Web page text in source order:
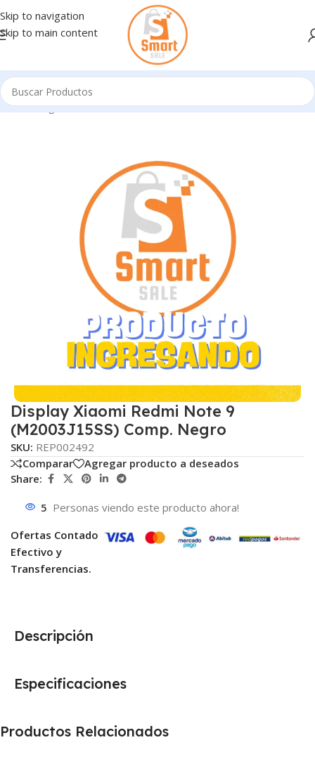
Skip to navigation
Skip to main content
Inicio/Ingresando
Display Xiaomi Redmi Note 9
(M2003J15SS) Comp. Negro
SKU: REP002492
Comparar
Agregar producto a deseados
Share:
5 Personas viendo este producto ahora!
Ofertas Contado
Efectivo y
Transferencias.
Descripción
Especificaciones
Productos Relacionados